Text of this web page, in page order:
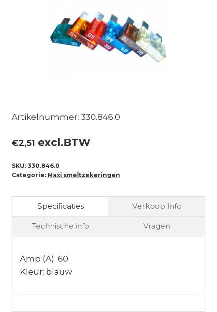
Artikelnummer: 330.846.0
€2,51 excl.BTW
SKU: 330.846.0
Categorie: Maxi smeltzekeringen
Specificaties Verkoop Info
Technische info Vragen
Amp (A): 60
Kleur: blauw